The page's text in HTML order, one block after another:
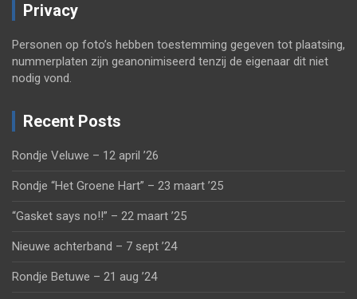
Privacy
Personen op foto’s hebben toestemming gegeven tot plaatsing,
nummerplaten zijn geanonimiseerd tenzij de eigenaar dit niet
nodig vond.
Recent Posts
Rondje Veluwe – 12 april ’26
Rondje “Het Groene Hart” – 23 maart ’25
“Gasket says no!!” – 22 maart ’25
Nieuwe achterband – 7 sept ’24
Rondje Betuwe – 21 aug ’24